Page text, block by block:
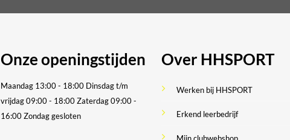
Onze openingstijden
Maandag 13:00 - 18:00 Dinsdag t/m
vrijdag 09:00 - 18:00Zaterdag 09:00 -
16:00Zondag gesloten
Over HHSPORT
Werken bij HHSPORT
Erkend leerbedrijf